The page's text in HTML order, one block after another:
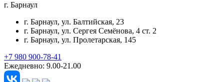
г. Барнаул
г. Барнаул, ул. Балтийская, 23
г. Барнаул, ул. Сергея Семёнова, 4 ст. 2
г. Барнаул, ул. Пролетарская, 145
+7 980 900-78-41
Ежедневно: 9.00-21.00